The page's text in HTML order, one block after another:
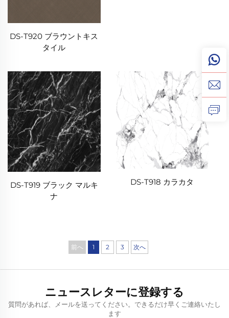
DS-T920 ブラウントキス
タイル
DS-T919 ブラック マルキ
ナ
DS-T918 カラカタ
前へ 1 2 3 次へ
ニュースレターに登録する
質問があれば、メールを送ってください。できるだけ早くご連絡いたし
ます